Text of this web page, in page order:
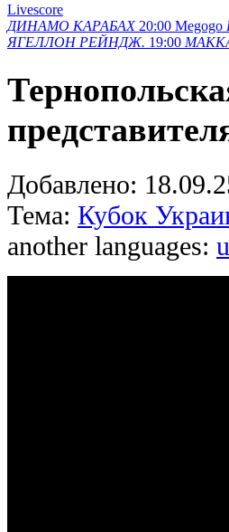
Livescore
ДИНАМО КАРАБАХ 20:00 Megogo
ЯГЕЛЛОН РЕЙНДЖ. 19:00
Добавлено:
Тема: Кубок
another languages: